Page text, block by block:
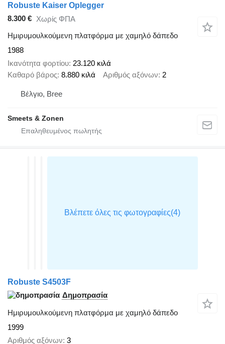
Robuste Kaiser Oplegger
8.300 € Χωρίς ΦΠΑ
Ημιρυμουλκούμενη πλατφόρμα με χαμηλό δάπεδο
1988
Ικανότητα φορτίου 23.120 κιλά
Καθαρό βάρος 8.880 κιλά Αριθμός αξόνων 2
Βέλγιο, Bree
Smeets & Zonen
Robuste S4503F
Δημοπρασία
Ημιρυμουλκούμενη πλατφόρμα με χαμηλό δάπεδο
1999
Αριθμός αξόνων 3